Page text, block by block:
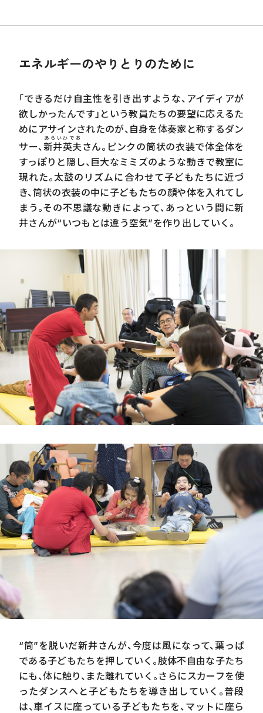
エネルギーのやりとりのために
「できるだけ自主性を引き出すような、アイディアが
欲しかったんです」という教員たちの要望に応えるた
めにアサインされたのが、自身を体奏家と称するダン
サー、 新井英夫
あらいひでお
さん。ピンクの筒状の衣装で体全体を
すっぽりと隠し、巨大なミミズのような動きで教室に
現れた。太鼓のリズムに合わせて子どもたちに近づ
き、筒状の衣装の中に子どもたちの顔や体を入れてし
まう。その不思議な動きによって、あっという間に新
井さんが“いつもとは違う空気”を作り出していく。
“筒”を脱いだ新井さんが、今度は風になって、葉っぱ
である子どもたちを押していく。肢体不自由な子たち
にも、体に触り、また離れていく。さらにスカーフを使
ったダンスへと子どもたちを導き出していく。普段
は、車イスに座っている子どもたちを、マットに座ら